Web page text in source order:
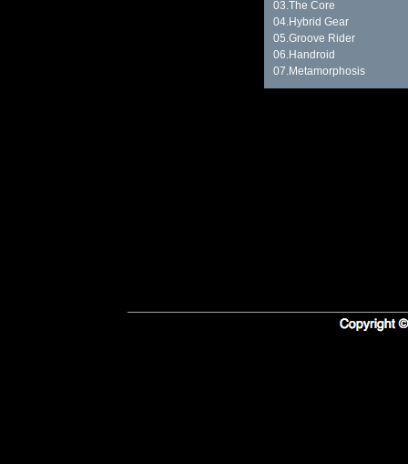
03.The Core
04.Hybrid Gear
05.Groove Rider
06.Handroid
07.Metamorphosis